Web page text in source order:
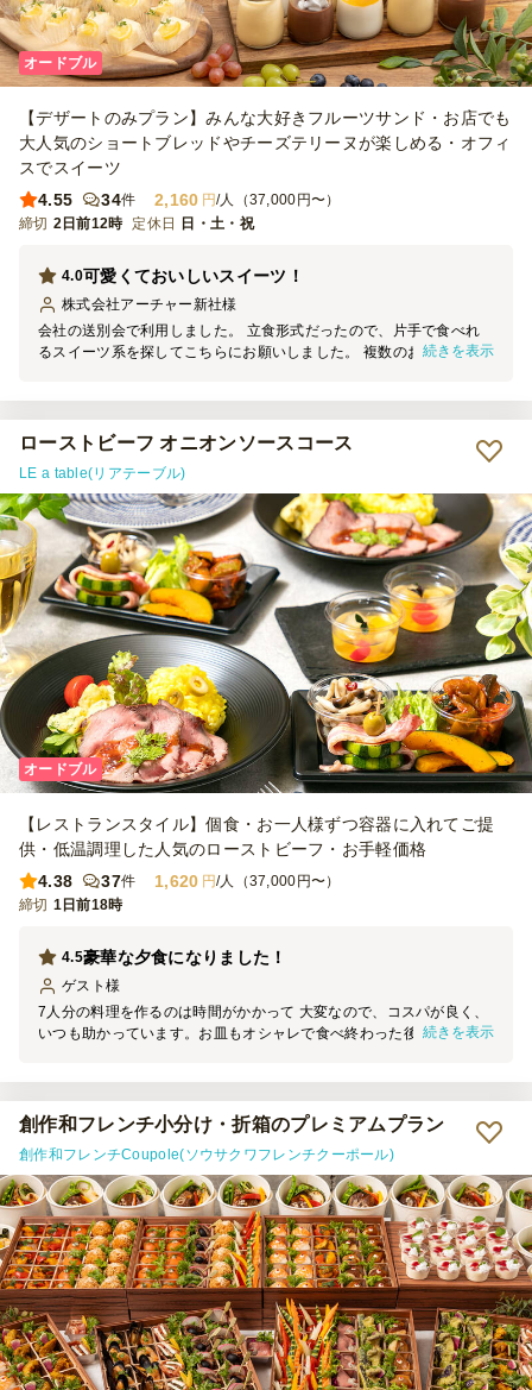
オードブル
【デザートのみプラン】みんな大好きフルーツサンド・お店でも
大人気のショートブレッドやチーズテリーヌが楽しめる・オフィ
スでスイーツ
4.55
34件 2,160 円/人（37,000円〜）
締切 2日前12時 定休日 日・土・祝
可愛くておいしいスイーツ！
4.0
株式会社アーチャー新社様
会社の送別会で利用しました。 立食形式だったので、片手で食べれ
るスイーツ系を探してこちらにお願いしました。 複数のお店さんを
うどで助かりました！ また、機会があればよろしくお願いします！
続きを表示
ローストビーフ オニオンソースコース
LE a table(リアテーブル)
オードブル
【レストランスタイル】個食・お一人様ずつ容器に入れてご提
供・低温調理した人気のローストビーフ・お手軽価格
4.38
37件 1,620 円/人（37,000円〜）
締切 1日前18時
豪華な夕食になりました！
4.5
ゲスト 様
7人分の料理を作るのは時間がかかって 大変なので、コスパが良く、
いつも助かっています。お皿もオシャレで食べ終わった後そのまま捨
続きを表示
創作和フレンチ小分け・折箱のプレミアムプラン
創作和フレンチCoupole(ソウサクワフレンチクーポール)